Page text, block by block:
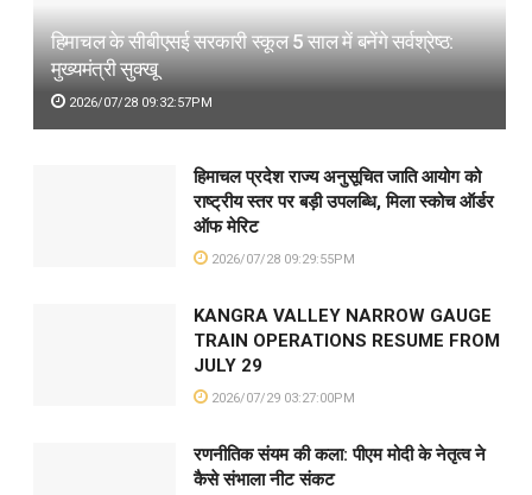
हिमाचल के सीबीएसई सरकारी स्कूल 5 साल में बनेंगे सर्वश्रेष्ठ:
मुख्यमंत्री सुक्खू
2026/07/28 09:32:57PM
हिमाचल प्रदेश राज्य अनुसूचित जाति आयोग को
राष्ट्रीय स्तर पर बड़ी उपलब्धि, मिला स्कोच ऑर्डर
ऑफ मेरिट
2026/07/28 09:29:55PM
KANGRA VALLEY NARROW GAUGE
TRAIN OPERATIONS RESUME FROM
JULY 29
2026/07/29 03:27:00PM
रणनीतिक संयम की कला: पीएम मोदी के नेतृत्व ने
कैसे संभाला नीट संकट